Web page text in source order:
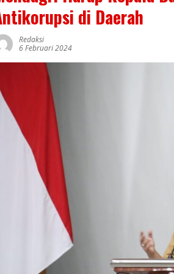
di Daerah
Redaksi
6 Februari 2024